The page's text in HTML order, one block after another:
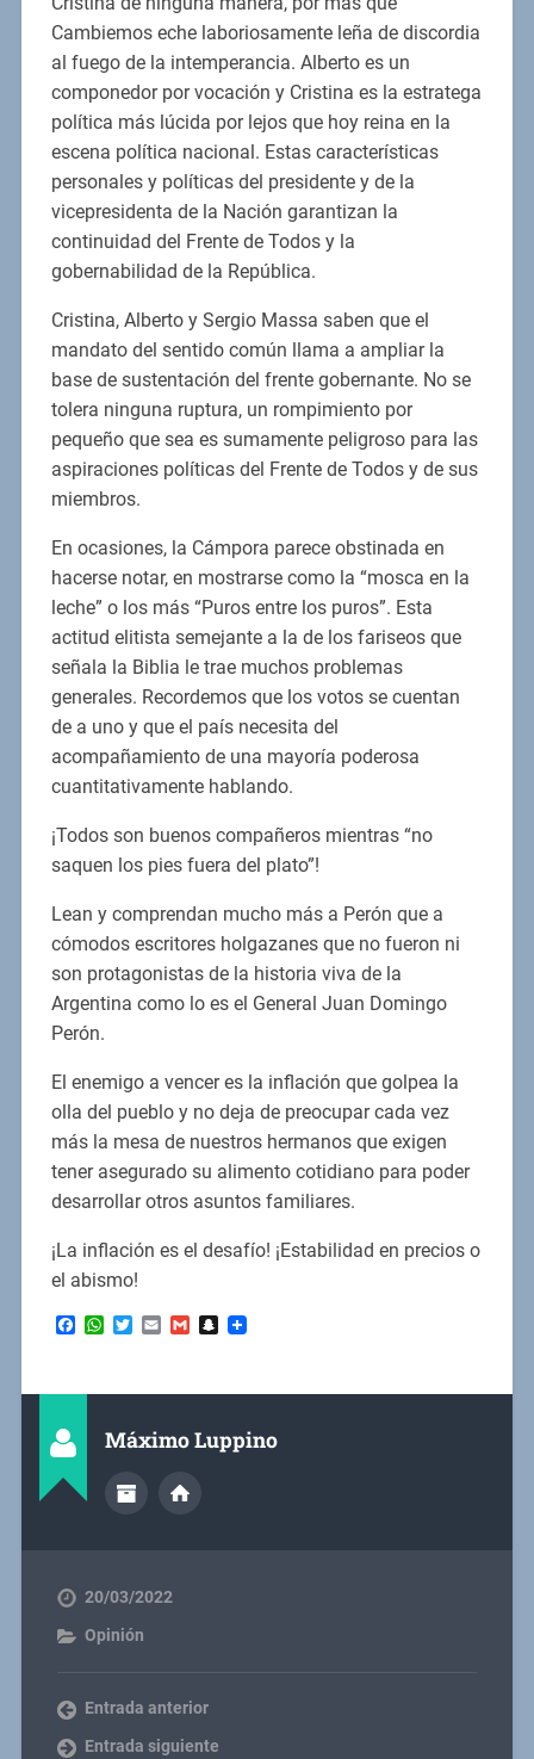
Cambiemos eche laboriosamente leña de discordia
al fuego de la intemperancia. Alberto es un
componedor por vocación y Cristina es la estratega
política más lúcida por lejos que hoy reina en la
escena política nacional. Estas características
personales y políticas del presidente y de la
vicepresidenta de la Nación garantizan la
continuidad del Frente de Todos y la
gobernabilidad de la República.
Cristina, Alberto y Sergio Massa saben que el
mandato del sentido común llama a ampliar la
base de sustentación del frente gobernante. No se
tolera ninguna ruptura, un rompimiento por
pequeño que sea es sumamente peligroso para las
aspiraciones políticas del Frente de Todos y de sus
miembros.
En ocasiones, la Cámpora parece obstinada en
hacerse notar, en mostrarse como la “mosca en la
leche” o los más “Puros entre los puros”. Esta
actitud elitista semejante a la de los fariseos que
señala la Biblia le trae muchos problemas
generales. Recordemos que los votos se cuentan
de a uno y que el país necesita del
acompañamiento de una mayoría poderosa
cuantitativamente hablando.
¡Todos son buenos compañeros mientras “no
saquen los pies fuera del plato”!
Lean y comprendan mucho más a Perón que a
cómodos escritores holgazanes que no fueron ni
son protagonistas de la historia viva de la
Argentina como lo es el General Juan Domingo
Perón.
El enemigo a vencer es la inflación que golpea la
olla del pueblo y no deja de preocupar cada vez
más la mesa de nuestros hermanos que exigen
tener asegurado su alimento cotidiano para poder
desarrollar otros asuntos familiares.
¡La inflación es el desafío! ¡Estabilidad en precios o
el abismo!
Facebook
WhatsApp
Twitter
EmailGmailSnapchat
Máximo Luppino
20/03/2022
Opinión
Entrada anterior
Entrada siguiente